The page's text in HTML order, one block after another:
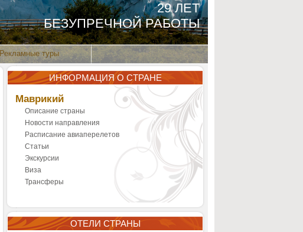
Рекламные туры
29 ЛЕТ
БЕЗУПРЕЧНОЙ РАБОТЫ
ИНФОРМАЦИЯ О СТРАНЕ
Маврикий
Описание страны
Новости направления
Расписание авиаперелетов
Статьи
Экскурсии
Виза
Трансферы
ОТЕЛИ СТРАНЫ